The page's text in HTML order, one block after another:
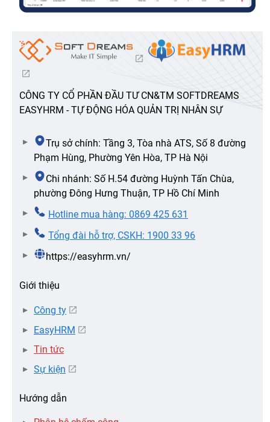
CÔNG TY CỔ PHẦN ĐẦU TƯ CN&TM SOFTDREAMS
EASYHRM - TỰ ĐỘNG HÓA QUẢN TRỊ NHÂN SỰ
Trụ sở chính: Tầng 3, Tòa nhà ATS, Số 8 đường
Phạm Hùng, Phường Yên Hòa, TP Hà Nội
Chi nhánh: Số H.54 đường Huỳnh Tấn Chùa,
phường Đông Hưng Thuận, TP Hồ Chí Minh
Hotline mua hàng: 0869 425 631
Tổng đài hỗ trợ, CSKH: 1900 33 96
https://easyhrm.vn/
Giới thiệu
Công ty
EasyHRM
Tin tức
Sự kiện
Hướng dẫn